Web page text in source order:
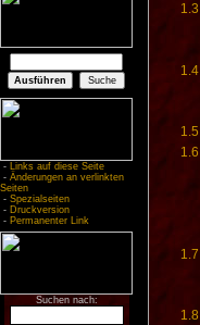
- Links auf diese Seite
- Änderungen an verlinkten
Seiten
- Spezialseiten
- Druckversion
- Permanenter Link
Suchen nach:
1.3
1.4
1.5
1.6
1.7
1.8